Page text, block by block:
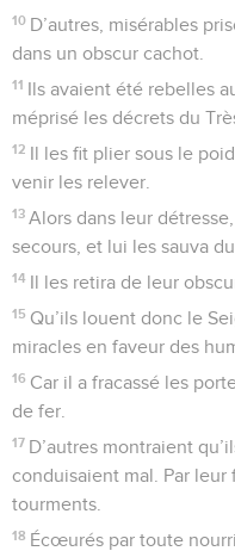
10 D’autres, misérables
dans un obscur cachot.
11 Ils avaient été rebelles
méprisé les décrets du
12 Il les fit plier sous le
venir les relever.
13 Alors dans leur
secours, et lui les sauva
14 Il les retira de leur
15 Qu’ils louent donc le
miracles en faveur des
16 Car il a fracassé les
de fer.
17 D’autres montraient
conduisaient mal. Par
tourments.
18 Écœurés par toute